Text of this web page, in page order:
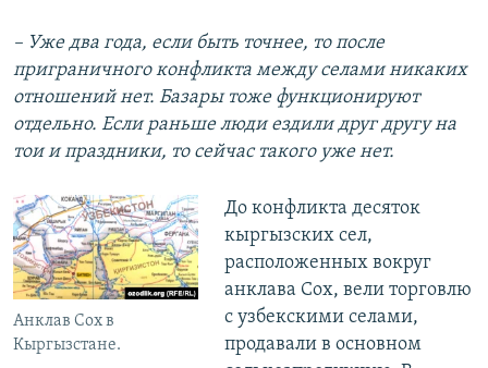
– Уже два года, если быть точнее, то после
приграничного конфликта между селами никаких
отношений нет. Базары тоже функционируют
отдельно. Если раньше люди ездили друг другу на
тои и праздники, то сейчас такого уже нет.
Анклав Сох в
Кыргызстане.
До конфликта десяток
кыргызских сел,
расположенных вокруг
анклава Сох, вели торговлю
с узбекскими селами,
продавали в основном